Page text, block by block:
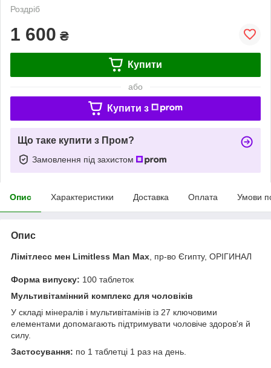
Роздріб
1 600 ₴
Купити
або
Купити з
Що таке купити з Пром?
Замовлення під захистом
Опис Характеристики Доставка Оплата Умови
Опис
Лімітлесс мен Limitless Man Max , пр-во Єгипту, ОРІГИНАЛ
Форма випуску: 100 таблеток
Мультивітамінний комплекс для чоловіків
У складі мінералів і мультивітамінів із 27 ключовими
елементами допомагають підтримувати чоловіче здоров'я й
силу.
Застосування: по 1 таблетці 1 раз на день.